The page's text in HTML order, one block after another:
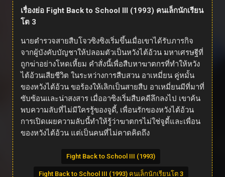
เรื่องย่อ Fight Back to School III (1993) คนเล็กนักเรียน
โต 3
นายตำรวจสายสืบโจวซิงซิงเริ่มขึ้นเมื่อเขาได้รับภารกิจ
จากผู้บังคับบัญชาให้ปลอมตัวเป็นหวังไต้อ้วน มหาเศรษฐีที่
ถูกฆ่าอย่างโหดเหี้ยม คำสั่งนี้เพื่อสืบหาฆาตกรที่ทำให้หวัง
ไต้อ้วนเสียชีวิต ในระหว่างการสืบสวน อาเหมี่ยน คู่หมั้น
ของหวังไต้อ้วน ขอร้องให้เลิกเป็นสายสืบ อาเหมี่ยนมีที่มาที่
ซับซ้อนและน่าสงสาร เมื่ออาซิงเริ่มสืบคดีลึกลงไป เขาค้น
พบความลับที่ไม่มีใครรู้ของจูดี้, เพื่อนรักของหวังไต้อ้วน
การเปิดเผยความลับนี้ทำให้รู้ว่าฆาตกรไม่ใช่จูดี้และเพื่อน
ของหวังไต้อ้วน แต่เป็นคนที่ไม่คาดคิดถึง
Fight Back to School III (1993)
Fight Back to School III (1993) คนเล็กนักเรียนโต 3